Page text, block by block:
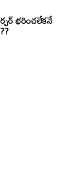
భరించలేకనే